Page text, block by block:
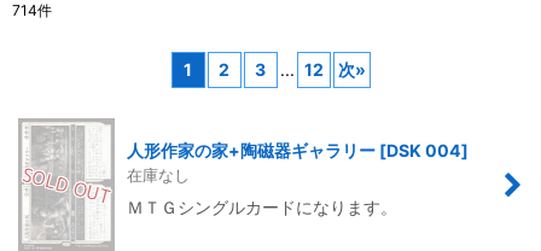
並び順
714件
1 2 3 ... 12 次»
人形作家の家+陶磁器ギャラリー [DSK 004]
在庫なし
ＭＴＧシングルカードになります。